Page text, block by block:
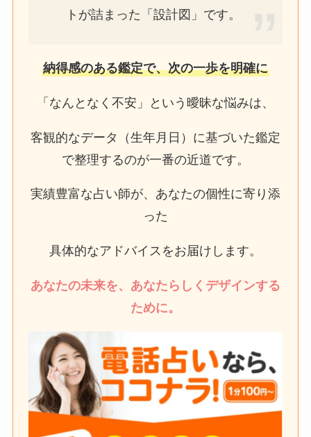
トが詰まった「設計図」です。
納得感のある鑑定で、次の一歩を明確に
「なんとなく不安」という曖昧な悩みは、
客観的なデータ（生年月日）に基づいた鑑定
で整理するのが一番の近道です。
実績豊富な占い師が、あなたの個性に寄り添
った
具体的なアドバイスをお届けします。
あなたの未来を、あなたらしくデザインする
ために。